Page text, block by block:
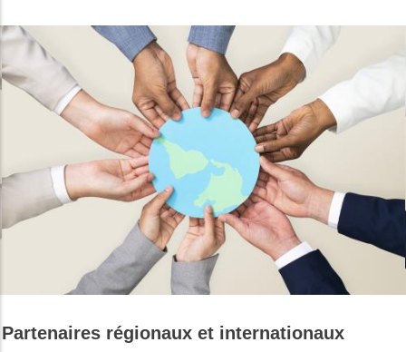
Partenaires régionaux et internationaux